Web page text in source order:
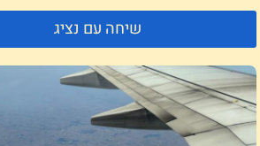
שיחה עם נציג